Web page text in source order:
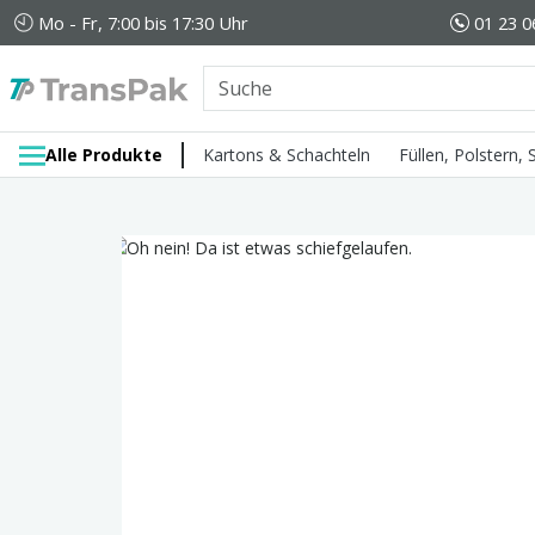
Mo - Fr, 7:00 bis 17:30 Uhr 01 23
Alle Produkte Kartons & Schachteln Füllen, Polstern,